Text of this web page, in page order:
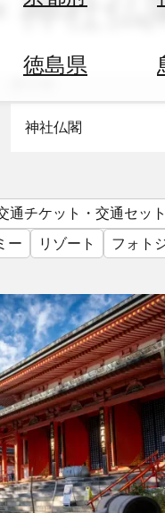
徳島県
神社仏閣
通チケット・交通セット
ー リゾート フォト